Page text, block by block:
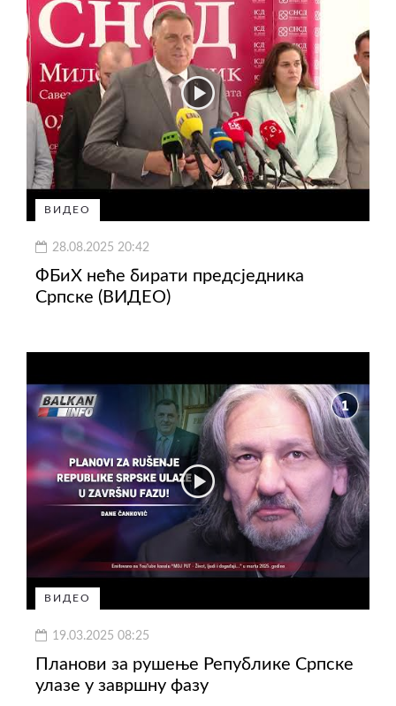
ВИДЕО
28.08.2025 20:42
ФБиХ неће бирати предсједника
Српске (ВИДЕО)
ВИДЕО
19.03.2025 08:25
Планови за рушење Републике Српске
улазе у завршну фазу